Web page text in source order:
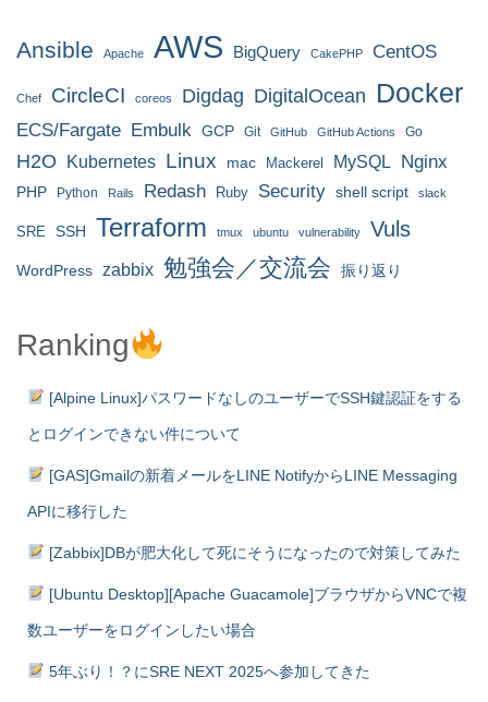
Ansible Apache AWS BigQuery CakePHP CentOS
Chef CircleCI coreos Digdag DigitalOcean Docker
ECS/Fargate Embulk GCP Git GitHub GitHub Actions Go
H2O Kubernetes Linux mac Mackerel MySQL Nginx
PHP Python Rails Redash Ruby Security shell script slack
SRE SSH Terraform tmux ubuntu vulnerability Vuls
WordPress zabbix 勉強会／交流会 振り返り
Ranking
[Alpine Linux]パスワードなしのユーザーでSSH鍵認証をする
とログインできない件について
[GAS]Gmailの新着メールをLINE NotifyからLINE Messaging
APIに移行した
[Zabbix]DBが肥大化して死にそうになったので対策してみた
[Ubuntu Desktop][Apache Guacamole]ブラウザからVNCで複
数ユーザーをログインしたい場合
5年ぶり！？にSRE NEXT 2025へ参加してきた